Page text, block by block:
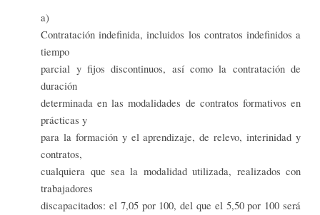
a)
Contratación indefinida, incluidos los contratos indefinidos a
tiempo
parcial y fijos discontinuos, así como la contratación de
duración
determinada en las modalidades de contratos formativos en
prácticas y
para la formación y el aprendizaje, de relevo, interinidad y
contratos,
cualquiera que sea la modalidad utilizada, realizados con
trabajadores
discapacitados: el 7,05 por 100, del que el 5,50 por 100 será